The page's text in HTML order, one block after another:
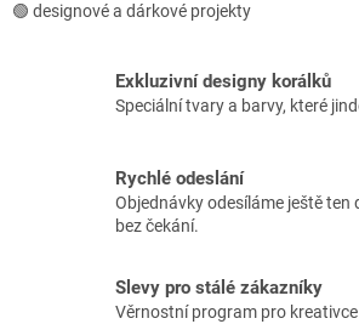
y
v
s
🟢 designové a dárkové projekty
Exkluzivní designy korálků
Speciální tvary a barvy, které
Rychlé odeslání
Objednávky odesíláme ještě ten
bez čekání.
Slevy pro stálé zákazníky
Věrnostní program pro